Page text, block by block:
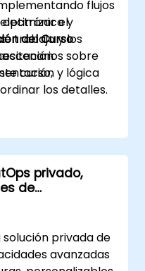
optimizar el
trabajo y los
flujos
y
escenarios sobre
y lógica
del Curso
curso,
los detalles.
privado,
de
solución privada de
avanzadas